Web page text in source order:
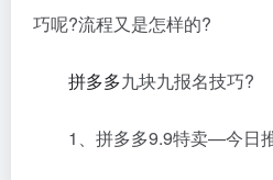
巧呢?流程又是怎样的?
拼多多九块九报名技巧?
1、拼多多9.9特卖—今日